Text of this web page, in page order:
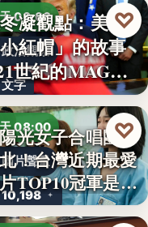
08:00
政治觀察
文字
凝觀點：美國
紅帽」的故事
世紀的MAGA
…
♡
08:00
國片聲量
10,198
光女子合唱團》
！台灣近期最愛
TOP10冠軍是…
♡